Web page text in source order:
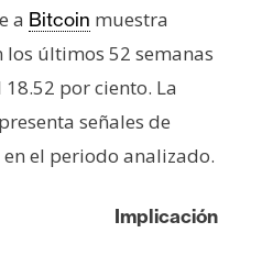
a Bitcoin muestra
últimos 52 semanas
por ciento. La
señales de
el periodo analizado.
Implicación